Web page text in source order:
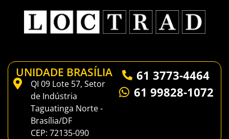
UNIDADE BRASÍLIA
QI 09 Lote 57, Setor
de Indústria
Taguatinga Norte -
Brasília/DF
CEP: 72135-090
61 3773-4464
61 99828-1072